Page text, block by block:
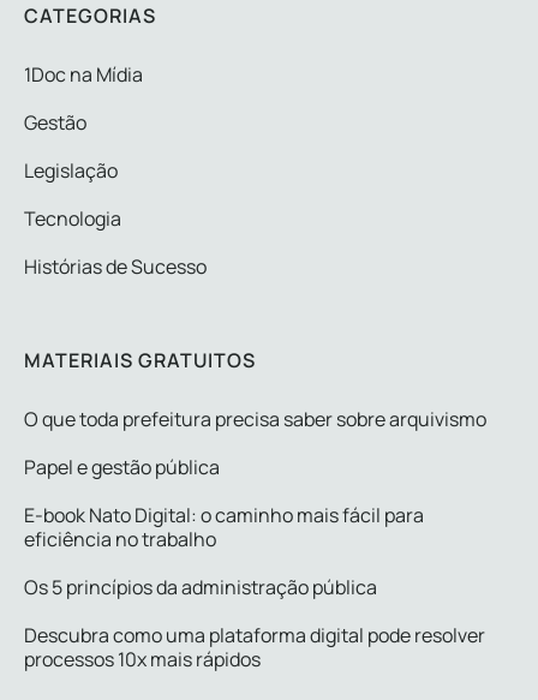
CATEGORIAS
1Doc na Mídia
Gestão
Legislação
Tecnologia
Histórias de Sucesso
MATERIAIS GRATUITOS
O que toda prefeitura precisa saber sobre arquivismo
Papel e gestão pública
E-book Nato Digital: o caminho mais fácil para
eficiência no trabalho
Os 5 princípios da administração pública
Descubra como uma plataforma digital pode resolver
processos 10x mais rápidos